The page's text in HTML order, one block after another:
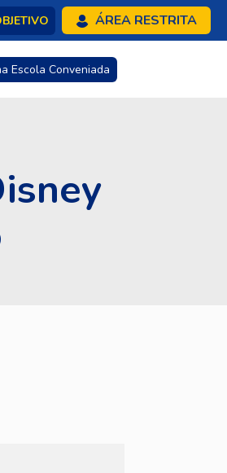
ÁREA RESTRITA
Escola Conveniada